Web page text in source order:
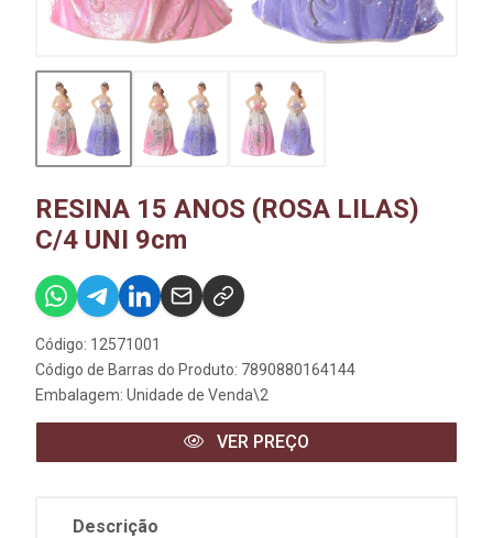
RESINA 15 ANOS (ROSA LILAS)
C/4 UNI 9cm
Código: 12571001
Código de Barras do Produto: 7890880164144
Embalagem: Unidade de Venda\2
VER PREÇO
Descrição